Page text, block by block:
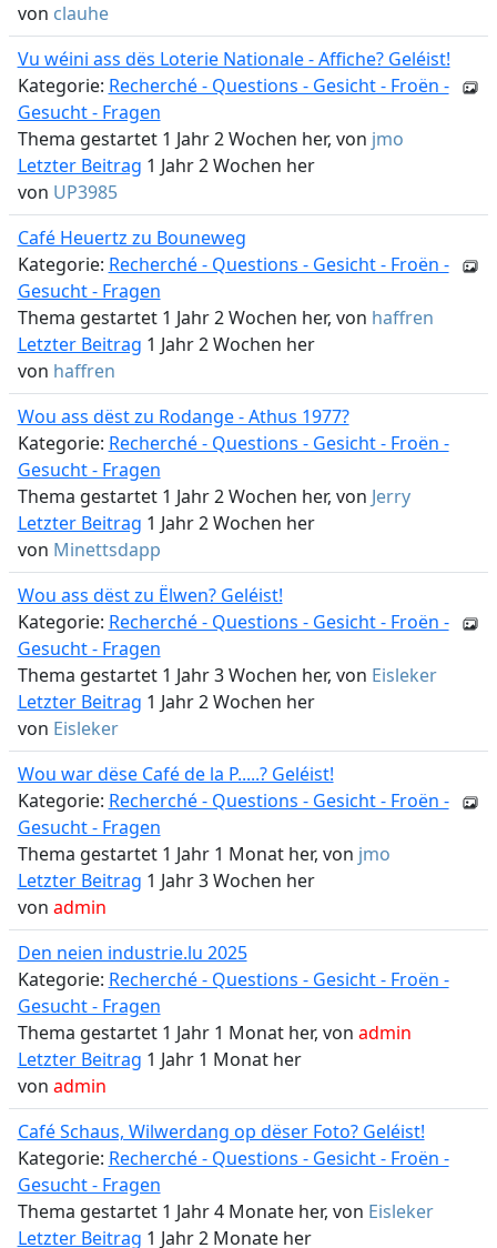
von clauhe
Vu wéini ass dës Loterie Nationale - Affiche? Geléist!
Kategorie: Recherché - Questions - Gesicht - Froën -
Gesucht - Fragen
Thema gestartet 1 Jahr 2 Wochen her, von jmo
Letzter Beitrag 1 Jahr 2 Wochen her
von UP3985
Café Heuertz zu Bouneweg
Kategorie: Recherché - Questions - Gesicht - Froën -
Gesucht - Fragen
Thema gestartet 1 Jahr 2 Wochen her, von haffren
Letzter Beitrag 1 Jahr 2 Wochen her
von haffren
Wou ass dëst zu Rodange - Athus 1977?
Kategorie: Recherché - Questions - Gesicht - Froën -
Gesucht - Fragen
Thema gestartet 1 Jahr 2 Wochen her, von Jerry
Letzter Beitrag 1 Jahr 2 Wochen her
von Minettsdapp
Wou ass dëst zu Ëlwen? Geléist!
Kategorie: Recherché - Questions - Gesicht - Froën -
Gesucht - Fragen
Thema gestartet 1 Jahr 3 Wochen her, von Eisleker
Letzter Beitrag 1 Jahr 2 Wochen her
von Eisleker
Wou war dëse Café de la P.....? Geléist!
Kategorie: Recherché - Questions - Gesicht - Froën -
Gesucht - Fragen
Thema gestartet 1 Jahr 1 Monat her, von jmo
Letzter Beitrag 1 Jahr 3 Wochen her
von admin
Den neien industrie.lu 2025
Kategorie: Recherché - Questions - Gesicht - Froën -
Gesucht - Fragen
Thema gestartet 1 Jahr 1 Monat her, von admin
Letzter Beitrag 1 Jahr 1 Monat her
von admin
Café Schaus, Wilwerdang op dëser Foto? Geléist!
Kategorie: Recherché - Questions - Gesicht - Froën -
Gesucht - Fragen
Thema gestartet 1 Jahr 4 Monate her, von Eisleker
Letzter Beitrag 1 Jahr 2 Monate her